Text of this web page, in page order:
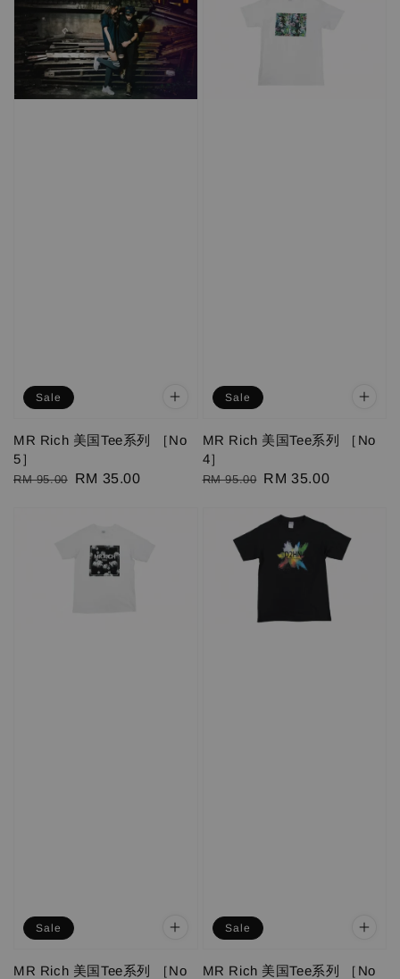
Sale
MR Rich 美国Tee系列 ［No
5］
Regular
RM 95.00
Sale
RM 35.00
Sale
MR Rich 美国Tee系列 ［No
4］
Regular
RM 95.00 Sale
RM 35.00
Sale
MR Rich 美国Tee系列 ［No
Sale
MR Rich 美国Tee系列 ［No